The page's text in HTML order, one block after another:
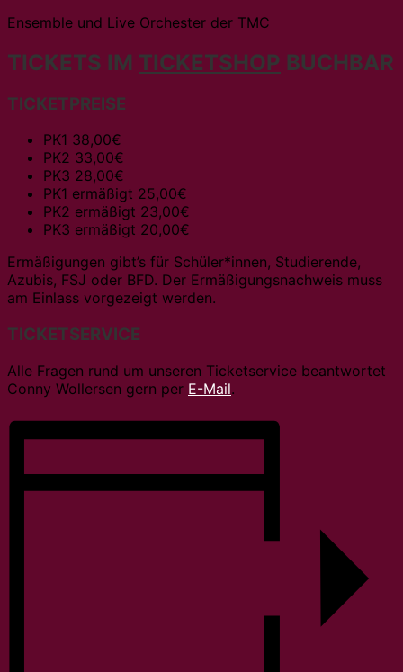
Ensemble und Live Orchester der TMC
TICKETS IM TICKETSHOP BUCHBAR
TICKETPREISE
PK1 38,00€
PK2 33,00€
PK3 28,00€
PK1 ermäßigt 25,00€
PK2 ermäßigt 23,00€
PK3 ermäßigt 20,00€
Ermäßigungen gibt’s für Schüler*innen, Studierende,
Azubis, FSJ oder BFD. Der Ermäßigungsnachweis muss
am Einlass vorgezeigt werden.
TICKETSERVICE
Alle Fragen rund um unseren Ticketservice beantwortet
Conny Wollersen gern per E-Mail.